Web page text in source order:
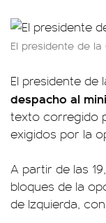
El presidente de
El presidente de
despacho al
texto corregido
exigidos por la
A partir de las
bloques de la
de Izquierda,